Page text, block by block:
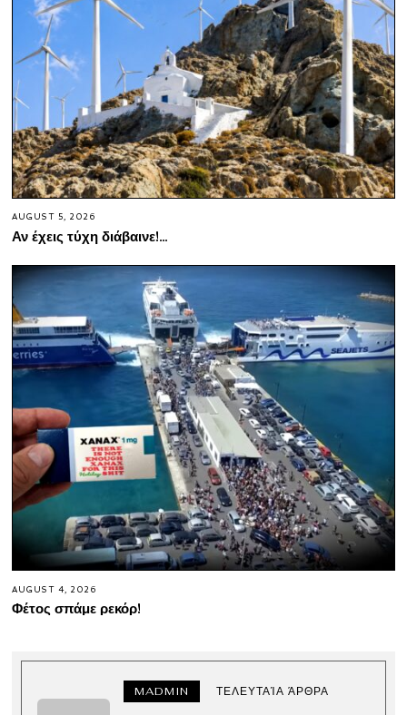
AUGUST 5, 2026
Αν έχεις τύχη διάβαινε!…
AUGUST 4, 2026
Φέτος σπάμε ρεκόρ!
MADMIN ΤΕΛΕΥΤΑΊΑ ΆΡΘΡΑ